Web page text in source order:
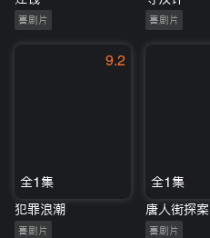
喜剧片 喜剧片
9.2
全1集
犯罪浪潮
喜剧片
全1集
唐人街探案
喜剧片